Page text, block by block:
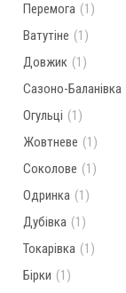
Перемога (1)
Ватутіне (1)
Довжик (1)
Сазоно-Баланівка
Огульці (1)
Жовтневе (1)
Соколове (1)
Одринка (1)
Дубівка (1)
Токарівка (1)
Бірки (1)